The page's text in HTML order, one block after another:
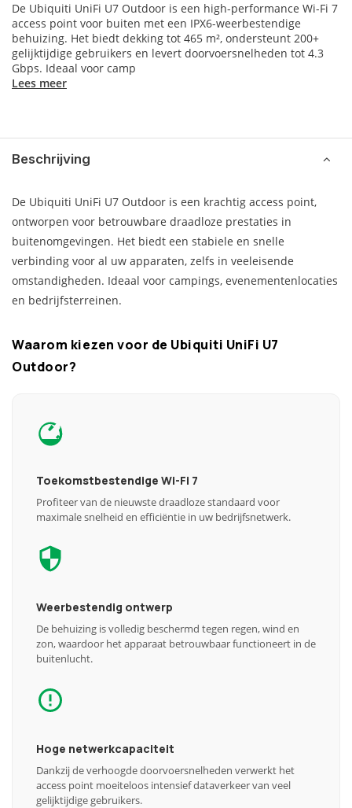
De Ubiquiti UniFi U7 Outdoor is een high-performance Wi-Fi 7
access point voor buiten met een IPX6-weerbestendige
behuizing. Het biedt dekking tot 465 m², ondersteunt 200+
gelijktijdige gebruikers en levert doorvoersnelheden tot 4.3
Gbps. Ideaal voor camp
Lees meer
Beschrijving
De Ubiquiti UniFi U7 Outdoor is een krachtig access point,
ontworpen voor betrouwbare draadloze prestaties in
buitenomgevingen. Het biedt een stabiele en snelle
verbinding voor al uw apparaten, zelfs in veeleisende
omstandigheden. Ideaal voor campings, evenementenlocaties
en bedrijfsterreinen.
Waarom kiezen voor de Ubiquiti UniFi U7
Outdoor?
Toekomstbestendige Wi-Fi 7
Profiteer van de nieuwste draadloze standaard voor
maximale snelheid en efficiëntie in uw bedrijfsnetwerk.
Weerbestendig ontwerp
De behuizing is volledig beschermd tegen regen, wind en
zon, waardoor het apparaat betrouwbaar functioneert in de
buitenlucht.
Hoge netwerkcapaciteit
Dankzij de verhoogde doorvoersnelheden verwerkt het
access point moeiteloos intensief dataverkeer van veel
gelijktijdige gebruikers.